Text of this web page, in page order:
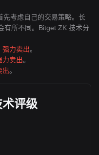
先考虑自己的交易策略。长
有所不同。Bitget ZK 技术分
强力卖出。
力卖出。
出。
评级